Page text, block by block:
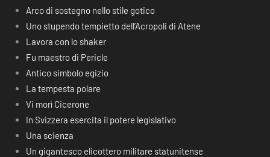
Arco di sostegno nello stile gotico
Uno stupendo tempietto dell’Acropoli di Atene
Lavora con lo shaker
Fu maestro di Pericle
Antico simbolo egizio
La tempesta polare
Vi morì Cicerone
In Svizzera esercita il potere legislativo
Una scienza
Un gigantesco elicottero militare statunitense